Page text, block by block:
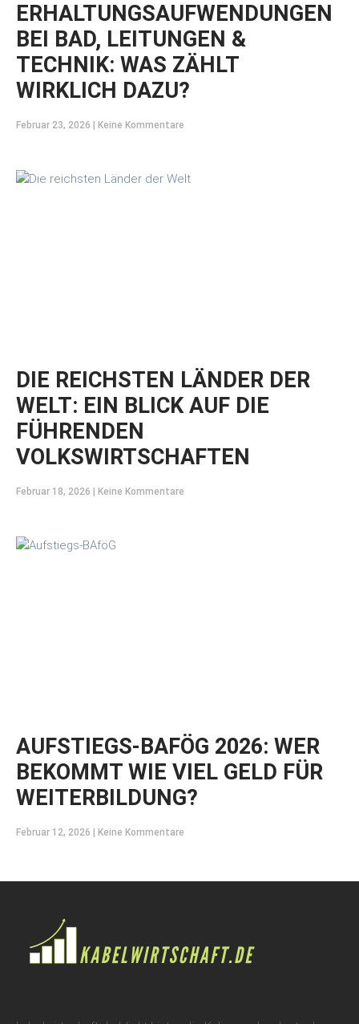
ERHALTUNGSAUFWENDUNGEN
BEI BAD, LEITUNGEN &
TECHNIK: WAS ZÄHLT
WIRKLICH DAZU?
Februar 23, 2026 Keine Kommentare
DIE REICHSTEN LÄNDER DER
WELT: EIN BLICK AUF DIE
FÜHRENDEN
VOLKSWIRTSCHAFTEN
Februar 18, 2026 Keine Kommentare
AUFSTIEGS-BAFÖG 2026: WER
BEKOMMT WIE VIEL GELD FÜR
WEITERBILDUNG?
Februar 12, 2026 Keine Kommentare